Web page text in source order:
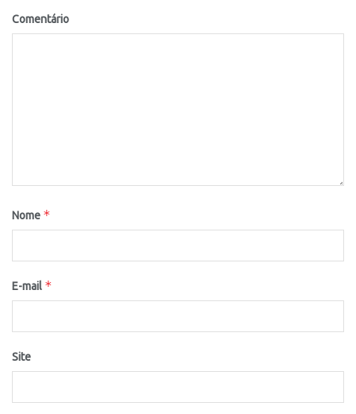
Comentário
Nome *
E-mail *
Site